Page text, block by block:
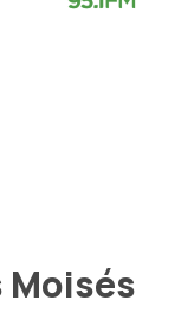
Moisés